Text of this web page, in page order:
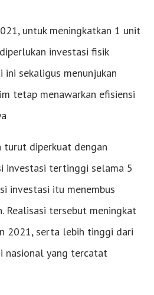
untuk meningkatkan 1 unit
investasi fisik
ini sekaligus menunjukan
tetap menawarkan efisiensi
turut diperkuat dengan
investasi tertinggi selama 5
investasi itu menembus
Realisasi tersebut meningkat
2021, serta lebih tinggi dari
nasional yang tercatat